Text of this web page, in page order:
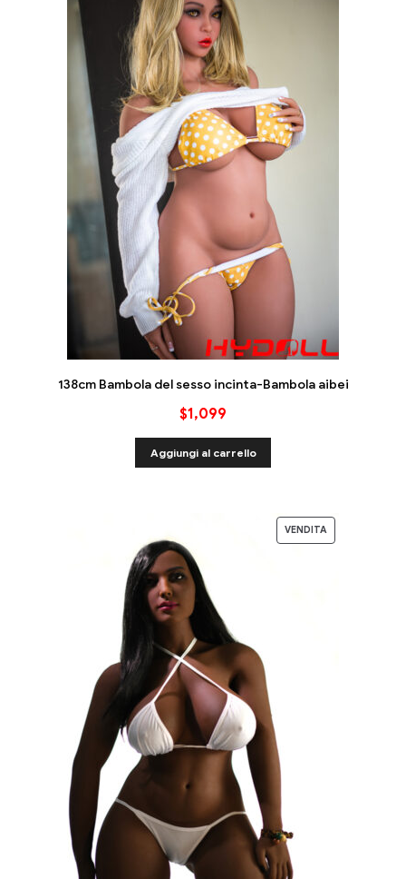
138cm Bambola del sesso incinta-Bambola aibei
$1,099
Aggiungi al carrello
VENDITA